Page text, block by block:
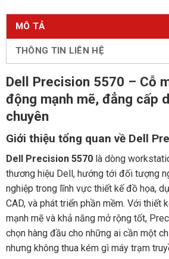
MÔ TẢ
THÔNG TIN LIÊN HỆ
Dell Precision 5570 – Cỗ
động mạnh mẽ, đẳng cấp
chuyên
Giới thiệu tổng quan về Dell
Dell Precision 5570là dòng
thương hiệu Dell, hướng tới đối tượng
nghiệp trong lĩnh vực thiết kế đồ họa,
CAD, và phát triển phần mềm. Với thiết
mạnh mẽ và khả năng mở rộng tốt,
chọn hàng đầu cho những ai cần một
nhưng không thua kém gì máy trạm